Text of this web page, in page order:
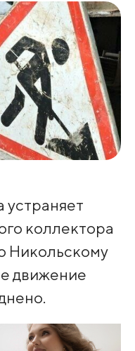
устраняет
коллектора
Никольскому
движение